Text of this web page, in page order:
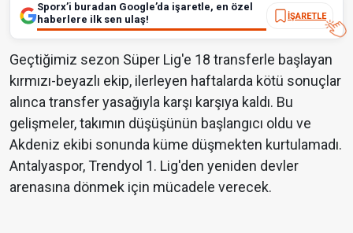
Sporx’i buradan Google’da işaretle, en özel
haberlere ilk sen ulaş!
İŞARETLE
Geçtiğimiz sezon Süper Lig'e 18 transferle başlayan
kırmızı-beyazlı ekip, ilerleyen haftalarda kötü sonuçlar
alınca transfer yasağıyla karşı karşıya kaldı. Bu
gelişmeler, takımın düşüşünün başlangıcı oldu ve
Akdeniz ekibi sonunda küme düşmekten kurtulamadı.
Antalyaspor, Trendyol 1. Lig'den yeniden devler
arenasına dönmek için mücadele verecek.